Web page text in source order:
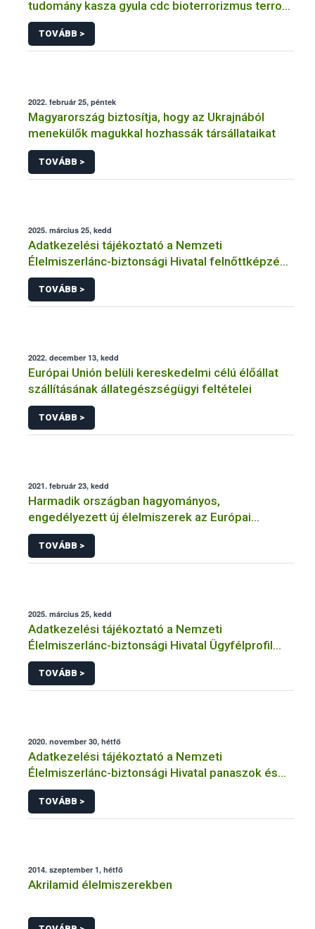
tudomány kasza gyula cdc bioterrorizmus terror
lépfene
TOVÁBB >
2022. február 25, péntek
Magyarország biztosítja, hogy az Ukrajnából
menekülők magukkal hozhassák társállataikat
TOVÁBB >
2025. március 25, kedd
Adatkezelési tájékoztató a Nemzeti
Élelmiszerlánc-biztonsági Hivatal felnőttképzési
tevékenységéhez kapcsolódó adatkezeléséhez
TOVÁBB >
2022. december 13, kedd
Európai Unión belüli kereskedelmi célú élőállat
szállításának állategészségügyi feltételei
TOVÁBB >
2021. február 23, kedd
Harmadik országban hagyományos,
engedélyezett új élelmiszerek az Európai
Unióban
TOVÁBB >
2025. március 25, kedd
Adatkezelési tájékoztató a Nemzeti
Élelmiszerlánc-biztonsági Hivatal Ügyfélprofil
Rendszerben kistermelői tevékenység
témakörben intézhető közhatalmi eljárásaihoz
kapcsolódó adatkezeléséhez
TOVÁBB >
2020. november 30, hétfő
Adatkezelési tájékoztató a Nemzeti
Élelmiszerlánc-biztonsági Hivatal panaszok és
közérdekű bejelentések kezeléséhez
kapcsolódó adatkezeléséhez
TOVÁBB >
2014. szeptember 1, hétfő
Akrilamid élelmiszerekben